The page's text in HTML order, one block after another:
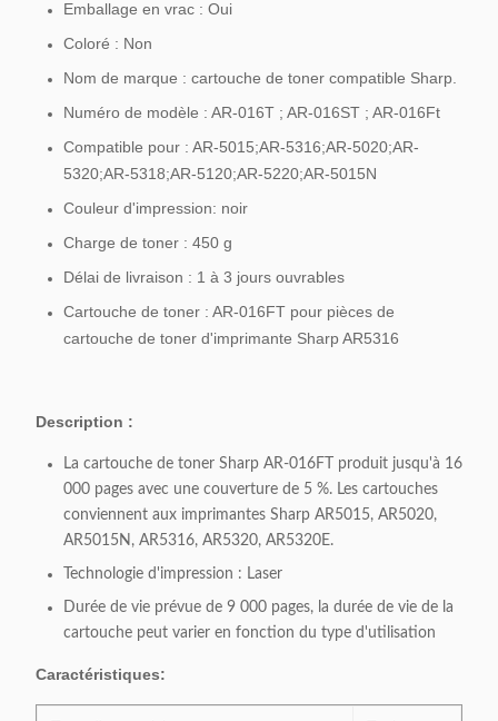
Emballage en vrac : Oui
Coloré : Non
Nom de marque : cartouche de toner compatible Sharp.
Numéro de modèle : AR-016T ; AR-016ST ; AR-016Ft
Compatible pour : AR-5015;AR-5316;AR-5020;AR-
5320;AR-5318;AR-5120;AR-5220;AR-5015N
Couleur d'impression: noir
Charge de toner : 450 g
Délai de livraison : 1 à 3 jours ouvrables
Cartouche de toner : AR-016FT pour pièces de
cartouche de toner d'imprimante Sharp AR5316
Description :
La cartouche de toner Sharp AR-016FT produit jusqu'à 16
000 pages avec une couverture de 5 %. Les cartouches
conviennent aux imprimantes Sharp AR5015, AR5020,
AR5015N, AR5316, AR5320, AR5320E.
Technologie d'impression : Laser
Durée de vie prévue de 9 000 pages, la durée de vie de la
cartouche peut varier en fonction du type d'utilisation
Caractéristiques: